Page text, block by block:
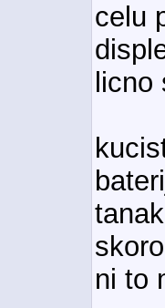
celu
licno
ni to